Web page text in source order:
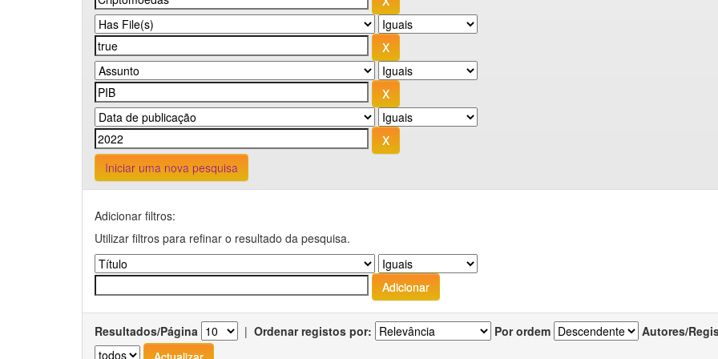
Iniciar uma nova pesquisa
Adicionar filtros:
Utilizar filtros para refinar o resultado da pesquisa.
Resultados/Página | Ordenar registos por: Por ordem Autores/